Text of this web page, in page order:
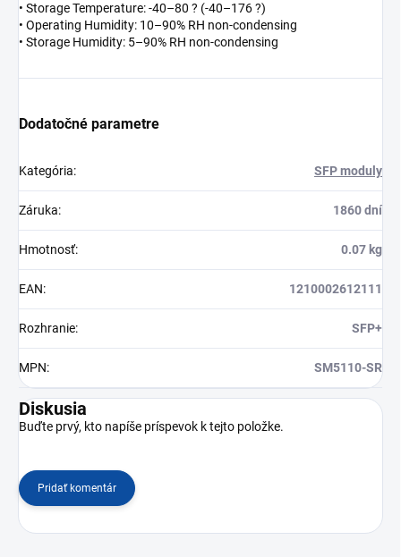
• Storage Temperature: -40–80 ? (-40–176 ?)
• Operating Humidity: 10–90% RH non-condensing
• Storage Humidity: 5–90% RH non-condensing
Dodatočné parametre
Kategória: SFP moduly
Záruka: 1860 dní
Hmotnosť: 0.07 kg
EAN: 1210002612111
Rozhranie: SFP+
MPN: SM5110-SR
Diskusia
Buďte prvý, kto napíše príspevok k tejto položke.
Pridať komentár